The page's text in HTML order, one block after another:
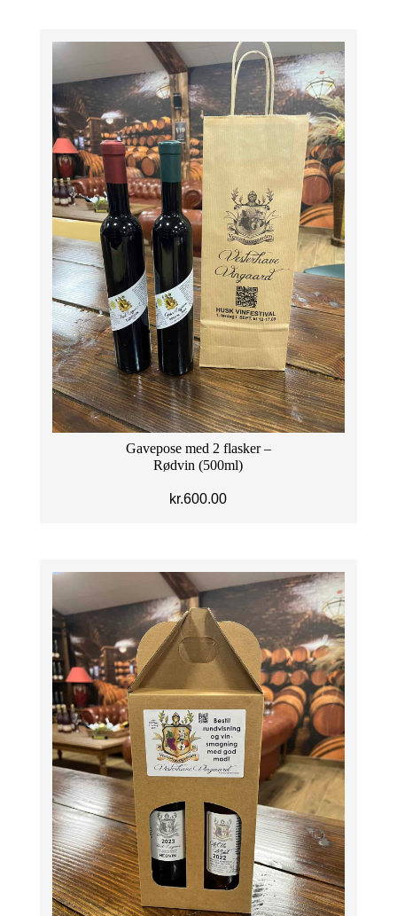
Gavepose med 2 flasker –
Rødvin (500ml)
kr.600.00